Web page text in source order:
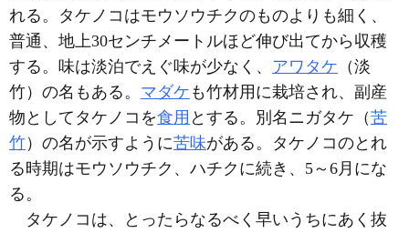
れる。タケノコはモウソウチクのものよりも細く、
普通、地上30センチメートルほど伸び出てから収穫
する。味は淡泊でえぐ味が少なく、 アワタケ （淡
竹）の名もある。 マダケ も竹材用に栽培され、副産
物としてタケノコを食用 とする。別名ニガタケ（苦
竹）の名が示すように苦味がある。タケノコのとれ
る時期はモウソウチク、ハチクに続き、5～6月にな
る。
タケノコは、とったらなるべく早いうちにあく抜